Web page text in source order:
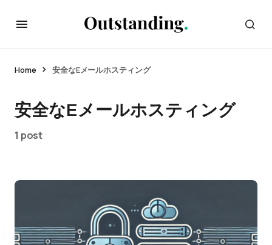
Home 安全なEメールホスティング
安全なEメールホスティング
1 post